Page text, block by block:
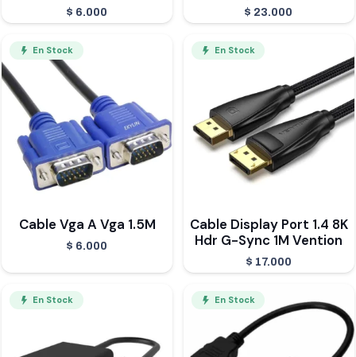
$ 6.000 $ 23.000
En Stock
Cable Vga A Vga 1.5M
$ 6.000
En Stock
Cable Display Port 1.4 8K
Hdr G-Sync 1M Vention
$ 17.000
En Stock En Stock